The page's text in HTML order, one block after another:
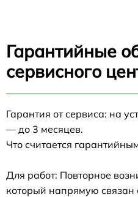
Гарантийные
сервисного
Гарантия от сервиса: на
— до 3 месяцев.
Что считается
Для работ: Повторное
который напрямую связан